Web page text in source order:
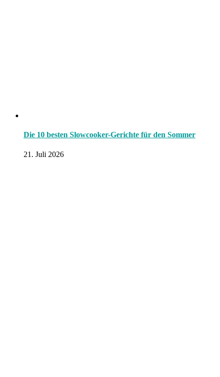
Die 10 besten Slowcooker-Gerichte für den Sommer
21. Juli 2026